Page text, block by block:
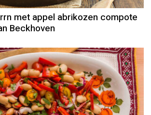
met appel abrikozen compote
Beckhoven